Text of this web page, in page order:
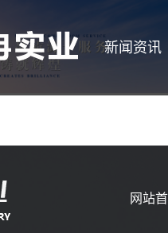
新闻资讯
网站